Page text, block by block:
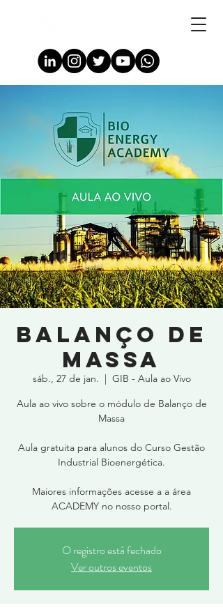
Balanço de
Massa
sáb., 27 de jan.
  |
GIB - Aula ao Vivo
Aula ao vivo sobre o módulo de Balanço de
Massa
Aula gratuita para alunos do Curso Gestão
Industrial Bioenergética.
Maiores informações acesse a a área
ACADEMY no nosso portal.
O registro está fechado
Ver outros eventos